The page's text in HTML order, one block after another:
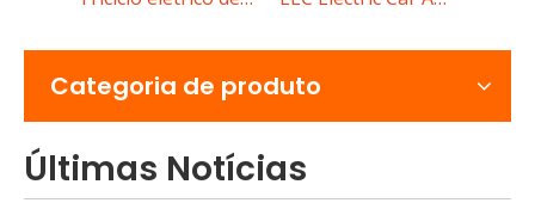
Categoria de produto
Últimas Notícias
Compare riquixás elétricos com triciclos elétricos de